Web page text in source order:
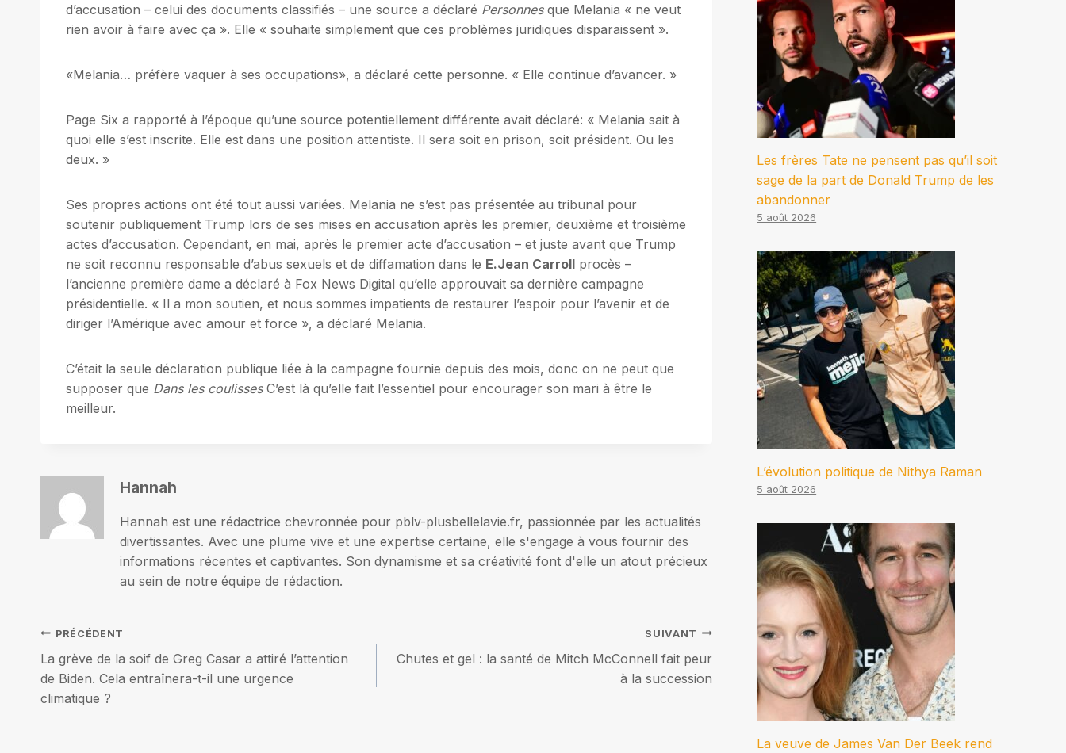
d’accusation – celui des documents classifiés – une source a déclaré Personnesque Melania « ne veut
rien avoir à faire avec ça ». Elle « souhaite simplement que ces problèmes juridiques disparaissent ».
«Melania… préfère vaquer à ses occupations», a déclaré cette personne. « Elle continue d’avancer. »
Page Six a rapporté à l’époque qu’une source potentiellement différente avait déclaré: « Melania sait à
quoi elle s’est inscrite. Elle est dans une position attentiste. Il sera soit en prison, soit président. Ou les
deux. »
Ses propres actions ont été tout aussi variées. Melania ne s’est pas présentée au tribunal pour
soutenir publiquement Trump lors de ses mises en accusation après les premier, deuxième et troisième
actes d’accusation. Cependant, en mai, après le premier acte d’accusation – et juste avant que Trump
ne soit reconnu responsable d’abus sexuels et de diffamation dans le E.Jean Carroll procès –
l’ancienne première dame a déclaré à Fox News Digital qu’elle approuvait sa dernière campagne
présidentielle. « Il a mon soutien, et nous sommes impatients de restaurer l’espoir pour l’avenir et de
diriger l’Amérique avec amour et force », a déclaré Melania.
C’était la seule déclaration publique liée à la campagne fournie depuis des mois, donc on ne peut que
supposer que Dans les coulissesC’est là qu’elle fait l’essentiel pour encourager son mari à être le
meilleur.
Hannah
Hannah est une rédactrice chevronnée pour pblv-plusbellelavie.fr, passionnée par les actualités
divertissantes. Avec une plume vive et une expertise certaine, elle s'engage à vous fournir des
informations récentes et captivantes. Son dynamisme et sa créativité font d'elle un atout précieux
au sein de notre équipe de rédaction.
Navigation
de
l’article
PRÉCÉDENT
La grève de la soif de Greg Casar a attiré l’attention
de Biden. Cela entraînera-t-il une urgence
climatique ?
SUIVANT
Chutes et gel : la santé de Mitch McConnell fait peur
à la succession
Les frères Tate ne pensent pas qu’il soit
sage de la part de Donald Trump de les
abandonner
5 août 2026
L’évolution politique de Nithya Raman
5 août 2026
La veuve de James Van Der Beek rend